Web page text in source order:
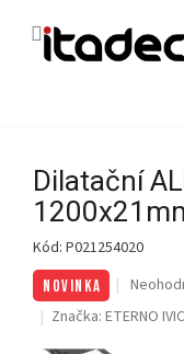
Dilatační
Kód: P021254020
NOVINKA
Značka: ETERNO